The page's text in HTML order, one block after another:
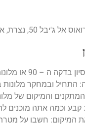
כשרות: כן, בריכת שחיה: לא קבלה:
האחרון? הגעתם למקום הנכון!
התחיל ובמחקר מלונות
והמיקום של
קבע וכמה אתה מוכנים
המיקום: חשבו על